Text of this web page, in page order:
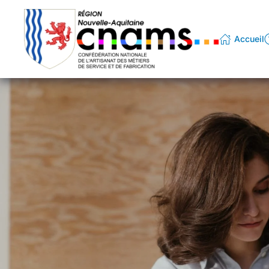
Passer au contenu principal Accueil